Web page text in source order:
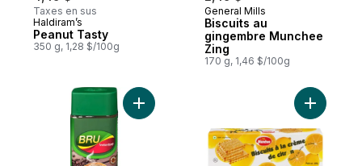
Taxes en sus
Haldiram’s
Peanut Tasty
350 g, 1,28 $/100g
General Mills
Biscuits au
gingembre Munchee
Zing
170 g, 1,46 $/100g
Ajouter Café instantané et chicoréeAjouter